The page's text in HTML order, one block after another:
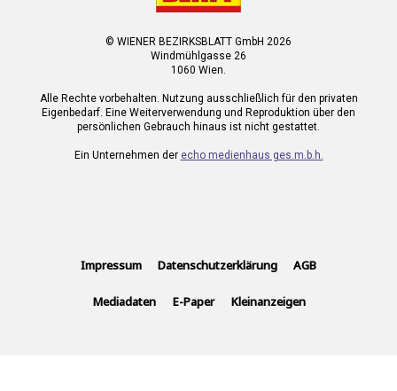
© WIENER BEZIRKSBLATT GmbH 2026
Windmühlgasse 26
1060 Wien.
Alle Rechte vorbehalten. Nutzung ausschließlich für den privaten
Eigenbedarf. Eine Weiterverwendung und Reproduktion über den
persönlichen Gebrauch hinaus ist nicht gestattet.
Ein Unternehmen der echo medienhaus ges.m.b.h.
Impressum Datenschutzerklärung AGB
Mediadaten E-Paper Kleinanzeigen